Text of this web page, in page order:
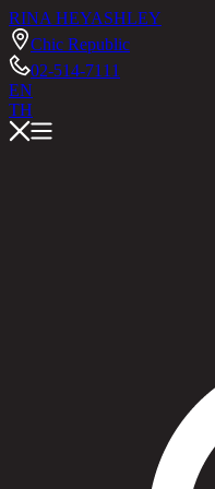
RINA HEYASHLEY
Chic Republic
02-514-7111
EN
TH